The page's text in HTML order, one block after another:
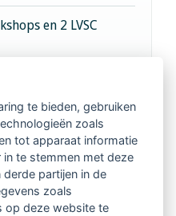
en 2 LVSC
vakgenoten
in 14
te bieden, gebruiken
zoals
tot apparaat informatie
te stemmen met deze
partijen in de
zoals
op deze website te